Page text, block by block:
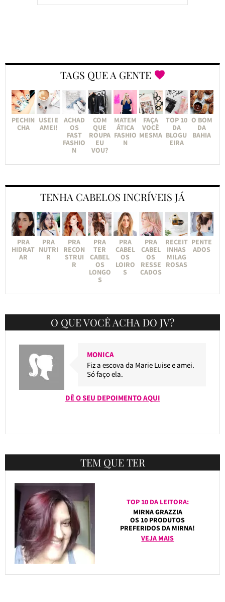
TAGS QUE A GENTE
PECHIN
CHA
USEI E
AMEI!
ACHAD
OS
FAST
FASHIO
N
COM
QUE
ROUPA
EU
VOU?
MATEM
ÁTICA
FASHIO
N
FAÇA
VOCÊ
MESMA
TOP 10
DA
BLOGU
EIRA
O BOM
DA
BAHIA
TENHA CABELOS INCRÍVEIS JÁ
PRA
HIDRAT
AR
PRA
NUTRI
R
PRA
RECON
STRUI
R
PRA
TER
CABEL
OS
LONGO
S
PRA
CABEL
OS
LOIRO
S
PRA
CABEL
OS
RESSE
CADOS
RECEIT
INHAS
MILAG
ROSAS
PENTE
ADOS
O QUE VOCÊ ACHA DO JV?
MONICA
Fiz a escova da Marie Luise e amei.
Só faço ela.
DÊ O SEU DEPOIMENTO AQUI
TEM QUE TER
TOP 10 DA LEITORA:
MIRNA GRAZZIA
OS 10 PRODUTOS
PREFERIDOS DA MIRNA!
VEJA MAIS